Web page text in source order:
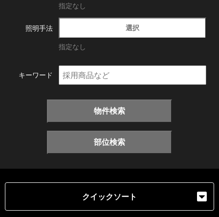
指定なし
照明手法 選択
指定なし
キーワード
物件検索
部位検索
クイックソート